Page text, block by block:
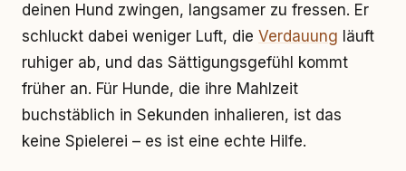
deinen Hund zwingen, langsamer zu fressen. Er
schluckt dabei weniger Luft, die Verdauung läuft
ruhiger ab, und das Sättigungsgefühl kommt
früher an. Für Hunde, die ihre Mahlzeit
buchstäblich in Sekunden inhalieren, ist das
keine Spielerei – es ist eine echte Hilfe.